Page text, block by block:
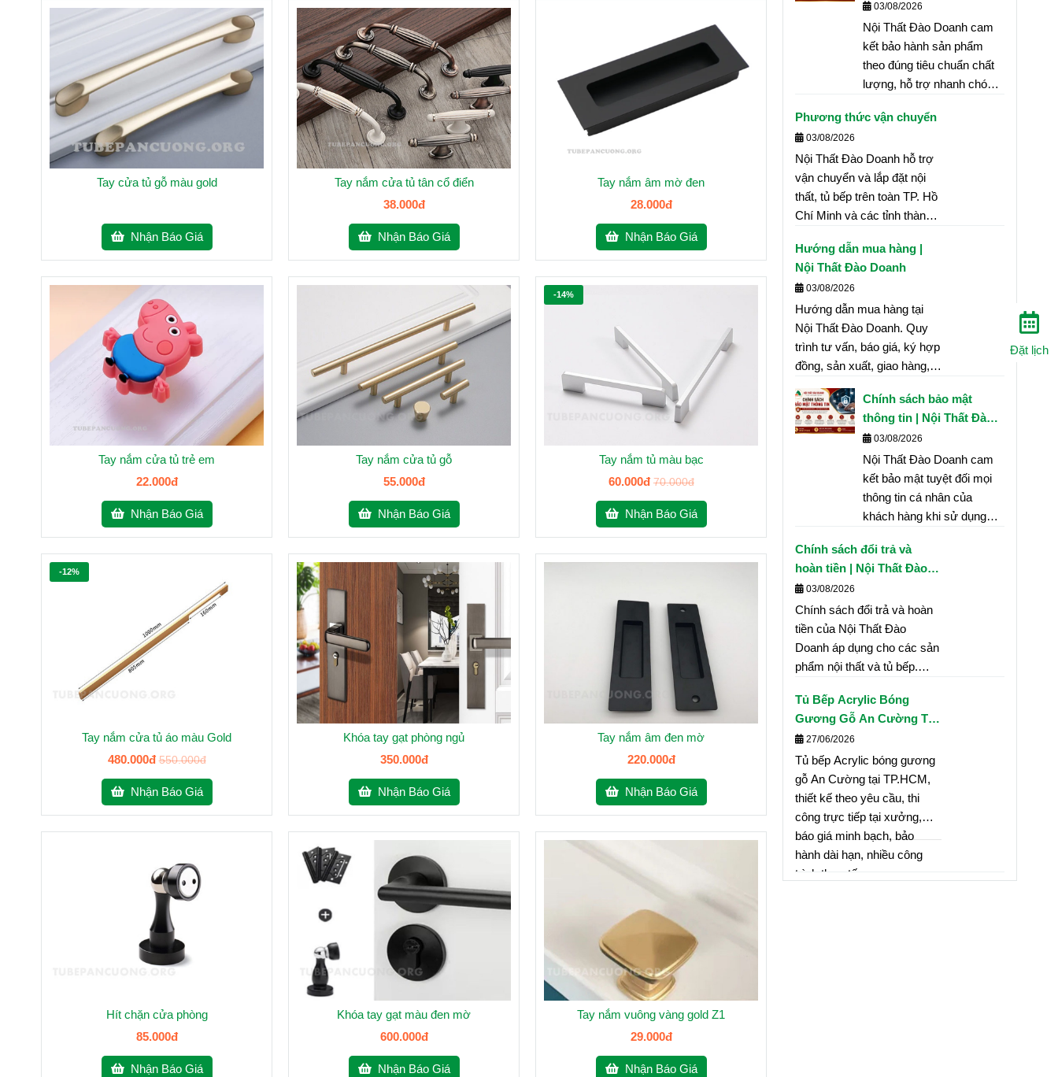
Tay cửa tủ gỗ màu gold
Nhận Báo Giá
Tay nắm cửa tủ tân cổ điển
38.000đ
Nhận Báo Giá
Tay nắm âm mờ đen
28.000đ
Nhận Báo Giá
Tay nắm cửa tủ trẻ em
22.000đ
Nhận Báo Giá
Tay nắm cửa tủ gỗ
55.000đ
Nhận Báo Giá
Tay nắm tủ màu bạc
60.000đ 70.000đ
-14%
Nhận Báo Giá
Tay nắm cửa tủ áo màu Gold
480.000đ 550.000đ
-12%
Nhận Báo Giá
Khóa tay gạt phòng ngủ
350.000đ
Nhận Báo Giá
Tay nắm âm đen mờ
220.000đ
Nhận Báo Giá
Hít chặn cửa phòng
85.000đ
Nhận Báo Giá
Khóa tay gạt màu đen mờ
600.000đ
Nhận Báo Giá
Tay nắm vuông vàng gold Z1
29.000đ
Nhận Báo Giá
03/08/2026
Nội Thất Đào Doanh cam
kết bảo hành sản phẩm
theo đúng tiêu chuẩn chất
lượng, hỗ trợ nhanh chóng
quyền lợi tốt nhất cho
Phương thức vận chuyển
03/08/2026
Nội Thất Đào Doanh hỗ trợ
vận chuyển và lắp đặt nội
thất, tủ bếp trên toàn TP. Hồ
Chí Minh và các tỉnh thành.
độ, an toàn và đúng theo
hợp đồng.
Hướng dẫn mua hàng |
Nội Thất Đào Doanh
03/08/2026
Hướng dẫn mua hàng tại
Nội Thất Đào Doanh. Quy
trình tư vấn, báo giá, ký hợp
đồng, sản xuất, giao hàng,
bạch, nhanh chóng.Chính sách bảo mật
thông tin | Nội Thất Đào
Doanh
03/08/2026
Nội Thất Đào Doanh cam
kết bảo mật tuyệt đối mọi
thông tin cá nhân của
khách hàng khi sử dụng
nhận báo giá và mua sản
phẩm.
Chính sách đổi trả và
hoàn tiền | Nội Thất Đào
Doanh
03/08/2026
Chính sách đổi trả và hoàn
tiền của Nội Thất Đào
Doanh áp dụng cho các sản
phẩm nội thất và tủ bếp.
chóng, minh bạch, đảm bảo
quyền lợi khách hàng theo
đúng quy định của công ty.
Tủ Bếp Acrylic Bóng
Gương Gỗ An Cường Tại
TP.HCM – Thiết Kế Hiện
Đại, Thi Công Chuyên
Nghiệp, Báo Giá Minh
Bạch
27/06/2026
Tủ bếp Acrylic bóng gương
gỗ An Cường tại TP.HCM,
thiết kế theo yêu cầu, thi
công trực tiếp tại xưởng,
báo giá minh bạch, bảo
hành dài hạn, nhiều công
trình thực tế.
Đặt lịch